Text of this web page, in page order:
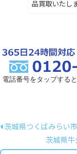
品買取いたし
電話番号をタップする
茨城県つくばみらい
茨城県